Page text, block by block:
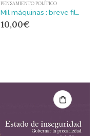
PENSAMIENTO POLÍTICO
10,00€